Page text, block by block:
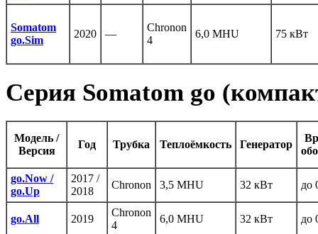
Somatom
go.Sim
2020 —
Chronon
4
6,0 MHU 75 кВт
Серия Somatom go
Модель /
Версия
Год Трубка Теплоёмкость Генератор
go.Now /
go.Up
2017 /
2018
Chronon 3,5 MHU 32 кВт до
go.All 2019
Chronon
4
6,0 MHU 32 кВт до